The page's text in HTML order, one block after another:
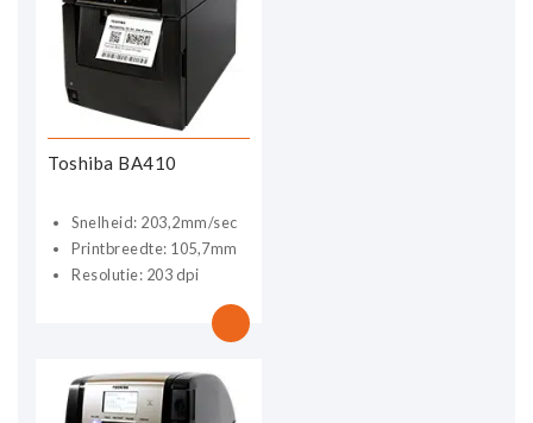
Toshiba BA410
Snelheid: 203,2mm/sec
Printbreedte: 105,7mm
Resolutie: 203 dpi